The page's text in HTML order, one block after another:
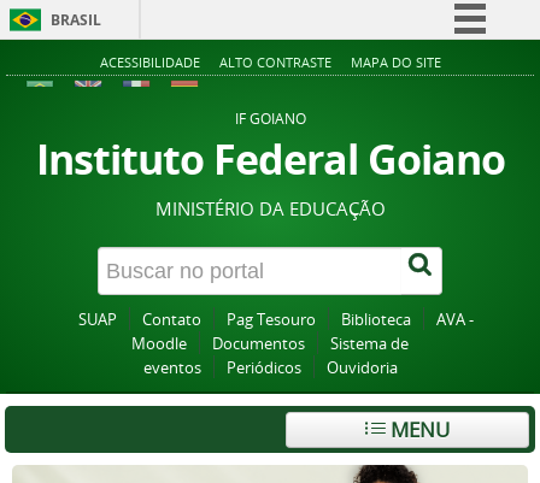
BRASIL
Simplifique!
Acesso à informação
Legislação
Canais
ACESSIBILIDADE ALTO CONTRASTE MAPA DO SITE
IF GOIANO
Instituto Federal Goiano
MINISTÉRIO DA EDUCAÇÃO
SUAP Contato Pag Tesouro Biblioteca
AVA -
Moodle
Documentos
Sistema de
eventos
Periódicos Ouvidoria
MENU